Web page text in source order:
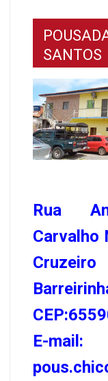
SANTOS
Rua
Carvalho
E-mail: